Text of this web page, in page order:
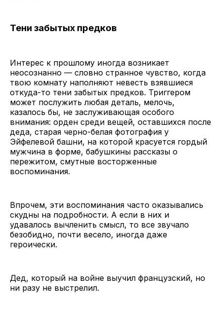
Тени забытых предков
Интерес к прошлому иногда возникает
неосознанно — словно странное чувство, когда
твою комнату наполняют невесть взявшиеся
откуда-то тени забытых предков. Триггером
может послужить любая деталь, мелочь,
казалось бы, не заслуживающая особого
внимания: орден среди вещей, оставшихся после
деда, старая черно-белая фотография у
Эйфелевой башни, на которой красуется гордый
мужчина в форме, бабушкины рассказы о
пережитом, смутные восторженные
воспоминания.
Впрочем, эти воспоминания часто оказывались
скудны на подробности. А если в них и
удавалось вычленить смысл, то все звучало
безобидно, почти весело, иногда даже
героически.
Дед, который на войне выучил французский, но
ни разу не выстрелил.